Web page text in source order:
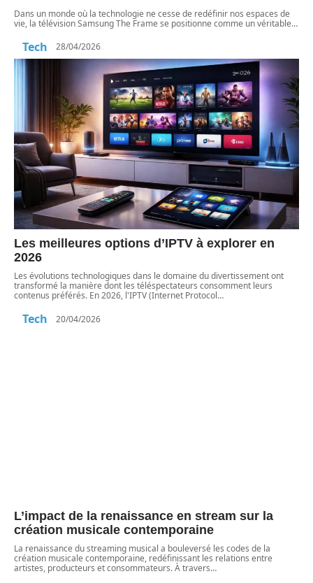
Dans un monde où la technologie ne cesse de redéfinir nos espaces de
vie, la télévision Samsung The Frame se positionne comme un véritable…
Tech 28/04/2026
Les meilleures options d’IPTV à explorer en
2026
Les évolutions technologiques dans le domaine du divertissement ont
transformé la manière dont les téléspectateurs consomment leurs
contenus préférés. En 2026, l'IPTV (Internet Protocol…
Tech 20/04/2026
L’impact de la renaissance en stream sur la
création musicale contemporaine
La renaissance du streaming musical a bouleversé les codes de la
création musicale contemporaine, redéfinissant les relations entre
artistes, producteurs et consommateurs. À travers…